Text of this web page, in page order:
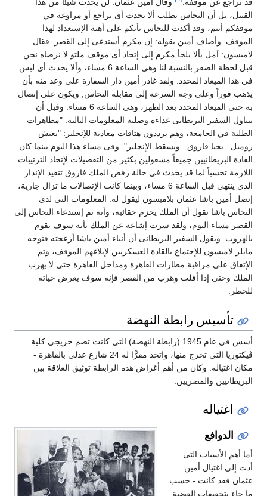
قد تراجع عن موقفه.
وقال أمين عثمان: لن يحدث شيئاً من هذا
القبيل، بل أن النحاس يطلب ألا يحدث أى تراجع أو مراوغة في
موقفكم أنتم، وقد أكدت للنحاس بأنكم على أهبة الإستعداد لهذا
الموقف. وأضاف أمين بقوله: إن مكرم أستدعى إلى القصر. فقال
لامبسون: آمل بألا يلجأ مكرم إلى إتخاذ أى موقف ملتو لا نرضاه نحن
قبل لحظة الصفر بالنسبة لنا وهى الساعة 6 مساء، وألا يحدث أى لبس
في هذا الميعاد المحدد. ولقد غادر أمين دار السفارة على وعد منه بأن
يذهب فوراً وعلى وجه السرعة إلى مقابلة النحاس, ويكون على إتصال
به حتى الميعاد المحدد بعد الظهر، وهى الساعة 6 مساء. وقبل أن
يتناول السفير البريطانى غداءه وصلته المعلومات التالية: "مظاهرات
الطلبة في الجامعة، وهم يرددون هتافات معادية للإنجليز: "يعيش
روميل.. يحيا فاروق.. ويسقط الإنجليز". وفى مساء هذا اليوم بينما كان
القادة البريطانيين جميعاً مشغولين بكثير من التفصيلات لإتخاذ الترتيبات
اللازمة تحسباً لما قد يحدث في حالة رفض الملك فاروق تنفيذ الإنذار
الذى ينتهى قبل الساعة 6 مساء، وبينما كانت الإتصالات ما تزال جارية،
إتصل أمين باشا عثمان بلامبسون ليقول له: المعلومات التى لدى
النحاس باشا تقول أن الملك يحزم حقائبه، وأنه تم إستدعاء النحاس إلى
القصر مساء اليوم، ولقد سرت إشاعة عن الملك بأنه سوف يقوم
بالهروب. ويقول السفير البريطانى أن أنباء أمين باشا أزعجته فتوجه
مايلز لامبسون للإجتماع بالقادة العسكريين لإبلاغهم الموقف، وتم
الإتفاق على مراقبة مطارات القاهرة ومداخل القاهرة حتى لا يهرب
الملك وحتى إذا أفلت وهرب من القصر فإنه سوف يعرض حياته
للخطر.
تأسيس رابطة النهضة
أسس في عام 1945 (رابطة النهضة) التي كانت تضم خريجي كلية
ڤيكتوريا التي تخرج منها، واتخذ مقرًّا له 24 شارع عدلي بالقاهرة -
مكان اغتياله. وكان من أهم أغراض هذه الرابطة توثيق العلاقة بين
البريطانيين والمصريين.
اغتياله
الدوافع
أما أهم الأسباب التى
أدت إلى اغتيال أمين
عثمان فقد كانت - حسب
ما جاء بتحقيقات القضية